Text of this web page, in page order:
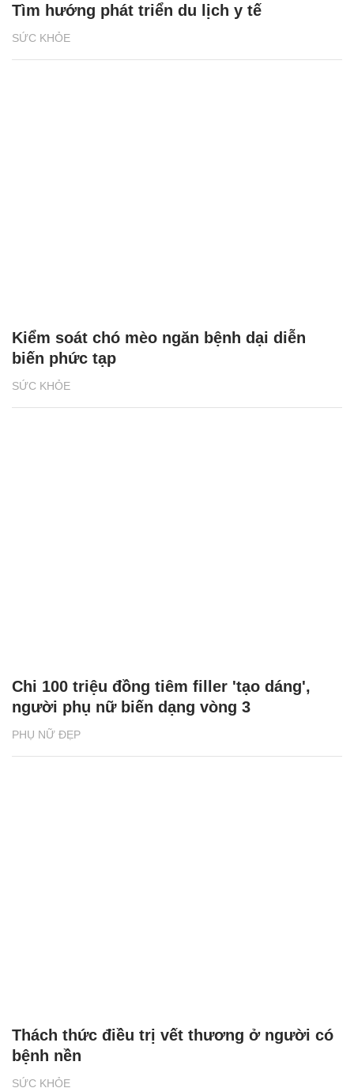
SỨC KHỎE
Tìm hướng phát triển du lịch y tế
SỨC KHỎE
Kiểm soát chó mèo ngăn bệnh dại diễn
biến phức tạp
PHỤ NỮ ĐẸP
Chi 100 triệu đồng tiêm filler 'tạo dáng',
người phụ nữ biến dạng vòng 3
SỨC KHỎE
Thách thức điều trị vết thương ở người có
bệnh nền